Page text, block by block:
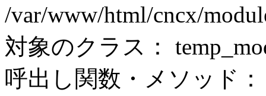
/var/www/html/cncx/
対象のクラス：
呼出し関数・メソッド：